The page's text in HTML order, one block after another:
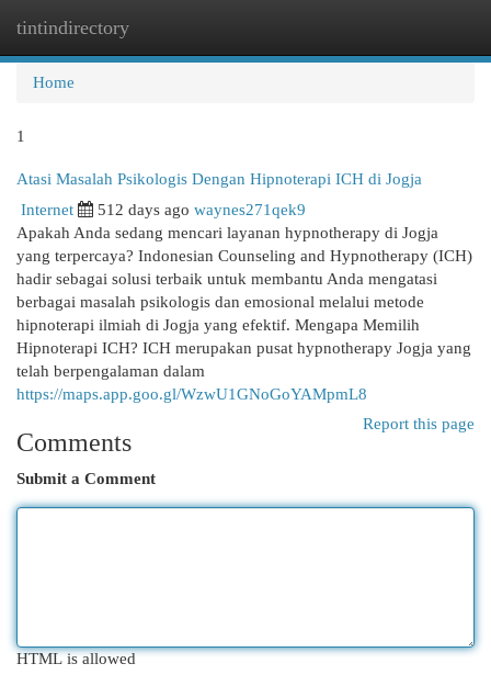
tintindirectory
Home
1
Atasi Masalah Psikologis Dengan Hipnoterapi ICH di Jogja
Internet 512 days ago waynes271qek9
Apakah Anda sedang mencari layanan hypnotherapy di Jogja
yang terpercaya? Indonesian Counseling and Hypnotherapy (ICH)
hadir sebagai solusi terbaik untuk membantu Anda mengatasi
berbagai masalah psikologis dan emosional melalui metode
hipnoterapi ilmiah di Jogja yang efektif. Mengapa Memilih
Hipnoterapi ICH? ICH merupakan pusat hypnotherapy Jogja yang
telah berpengalaman dalam
https://maps.app.goo.gl/WzwU1GNoGoYAMpmL8
Report this page
Comments
Submit a Comment
HTML is allowed